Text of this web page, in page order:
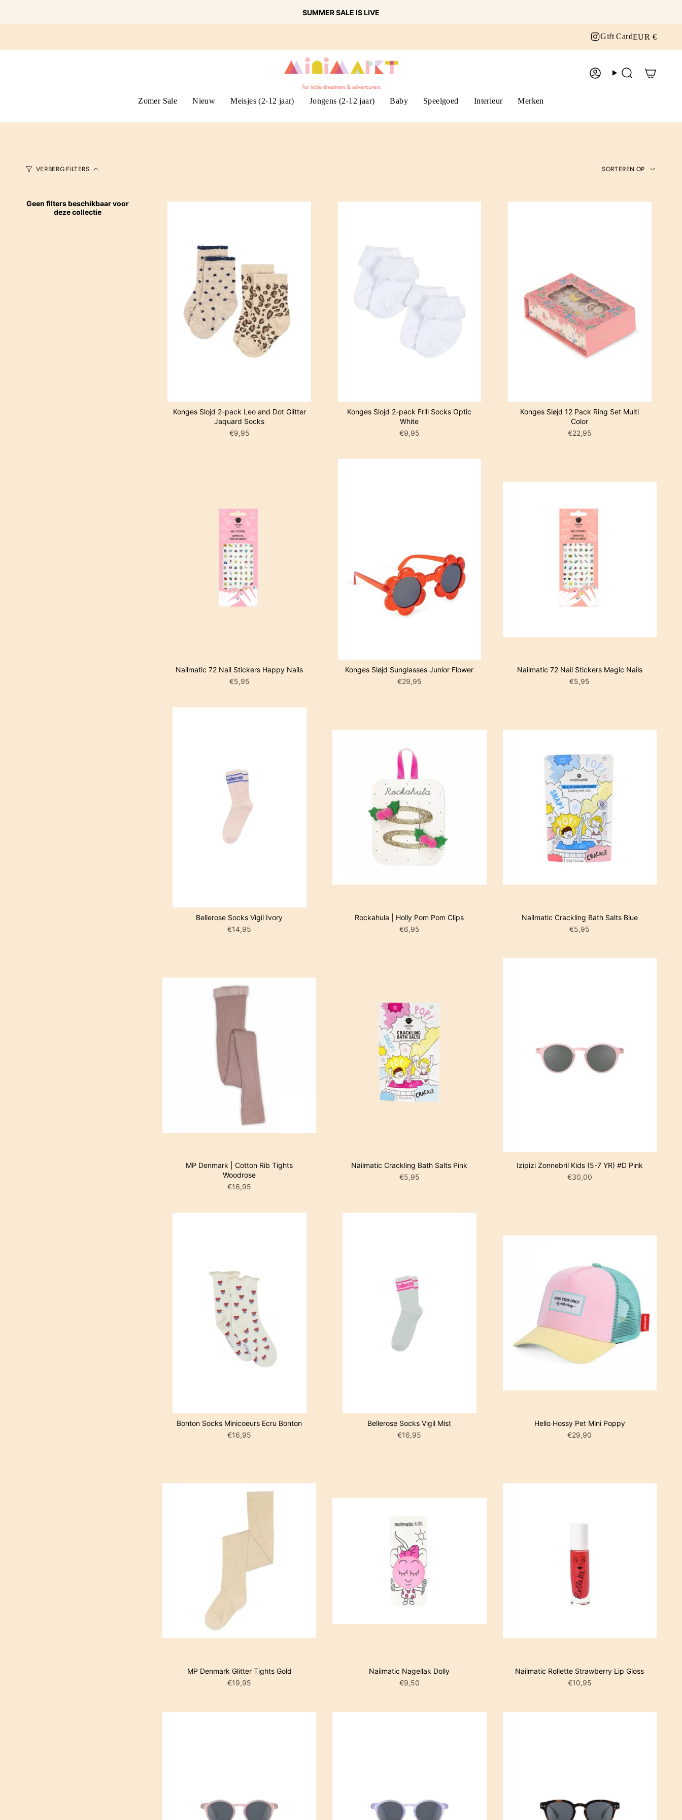
SUMMER SALE IS LIVE
Instagram
Gift Card EUR €
AccountZoek
Zomer Sale Nieuw Meisjes (2-12 jaar) Jongens (2-12 jaar) Baby Speelgoed Interieur Merken
VERBERG FILTERS
Sorteren
op
SORTEREN OP
Geen filters beschikbaar voor
deze collectie
Konges Slojd 2-pack Leo and Dot Glitter
Jaquard Socks
€9,95
Konges Slojd 2-pack Frill Socks Optic
White
€9,95
Konges Sløjd 12 Pack Ring Set Multi
Color
€22,95
Nailmatic 72 Nail Stickers Happy Nails
€5,95
Konges Sløjd Sunglasses Junior Flower
€29,95
Nailmatic 72 Nail Stickers Magic Nails
€5,95
Bellerose Socks Vigil Ivory
€14,95
Rockahula | Holly Pom Pom Clips
€6,95
Nailmatic Crackling Bath Salts Blue
€5,95
MP Denmark | Cotton Rib Tights
Woodrose
€16,95
Nailmatic Crackling Bath Salts Pink
€5,95
Izipizi Zonnebril Kids (5-7 YR) #D Pink
€30,00
Bonton Socks Minicoeurs Ecru Bonton
€16,95
Bellerose Socks Vigil Mist
€16,95
Hello Hossy Pet Mini Poppy
€29,90
MP Denmark Glitter Tights Gold
€19,95
Nailmatic Nagellak Dolly
€9,50
Nailmatic Rollette Strawberry Lip Gloss
€10,95